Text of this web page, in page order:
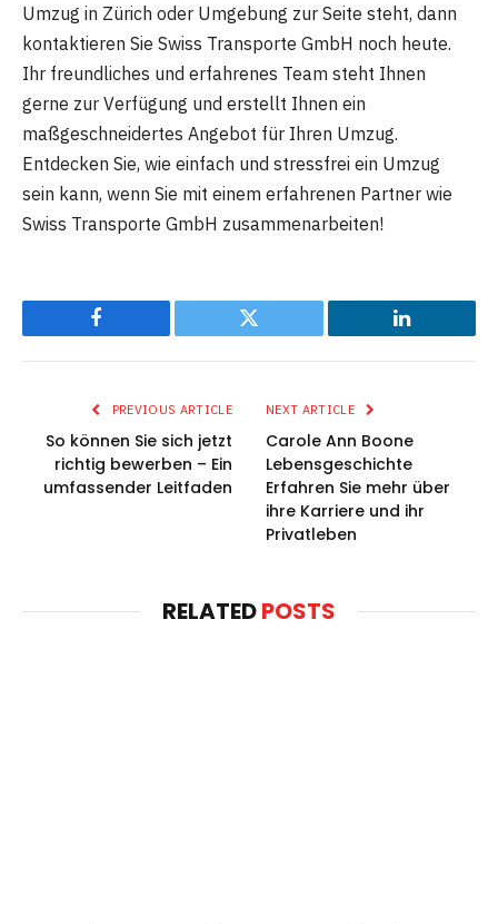
Umzug in Zürich oder Umgebung zur Seite steht, dann
kontaktieren Sie Swiss Transporte GmbH noch heute.
Ihr freundliches und erfahrenes Team steht Ihnen
gerne zur Verfügung und erstellt Ihnen ein
maßgeschneidertes Angebot für Ihren Umzug.
Entdecken Sie, wie einfach und stressfrei ein Umzug
sein kann, wenn Sie mit einem erfahrenen Partner wie
Swiss Transporte GmbH zusammenarbeiten!
Facebook Twitter LinkedIn
PREVIOUS ARTICLE
So können Sie sich jetzt
richtig bewerben – Ein
umfassender Leitfaden
NEXT ARTICLE
Carole Ann Boone
Lebensgeschichte
Erfahren Sie mehr über
ihre Karriere und ihr
Privatleben
RELATEDPOSTS